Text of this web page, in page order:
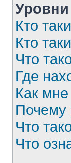
Уровни
Кто
Кто
Что
Где
Как
Почему
Что
Что